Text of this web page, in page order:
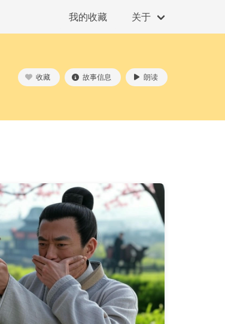
我的收藏 关于
收藏 故事信息 朗读